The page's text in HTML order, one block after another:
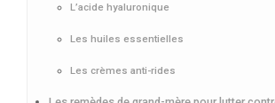
L’acide hyaluronique
Les huiles essentielles
Les crèmes anti-rides